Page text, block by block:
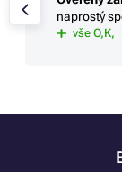
naprostý
vše O,K,